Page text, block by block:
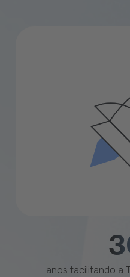
anos facilitando a